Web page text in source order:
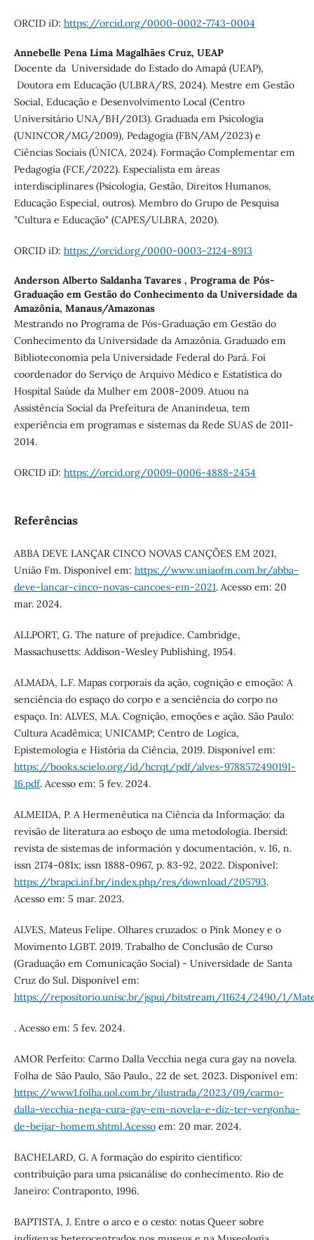
ORCID iD: https://orcid.org/0000-0002-7743-0004
Annebelle Pena Lima Magalhães Cruz, UEAP
Docente da Universidade do Estado do Amapá (UEAP),
Doutora em Educação (ULBRA/RS, 2024). Mestre em Gestão
Social, Educação e Desenvolvimento Local (Centro
Universitário UNA/BH/2013). Graduada em Psicologia
(UNINCOR/MG/2009), Pedagogia (FBN/AM/2023) e
Ciências Sociais (ÚNICA, 2024). Formação Complementar em
Pedagogia (FCE/2022). Especialista em áreas
interdisciplinares (Psicologia, Gestão, Direitos Humanos,
Educação Especial, outros). Membro do Grupo de Pesquisa
"Cultura e Educação" (CAPES/ULBRA, 2020).
ORCID iD: https://orcid.org/0000-0003-2124-8913
Anderson Alberto Saldanha Tavares , Programa de Pós-
Graduação em Gestão do Conhecimento da Universidade da
Amazônia, Manaus/Amazonas
Mestrando no Programa de Pós-Graduação em Gestão do
Conhecimento da Universidade da Amazônia. Graduado em
Biblioteconomia pela Universidade Federal do Pará. Foi
coordenador do Serviço de Arquivo Médico e Estatística do
Hospital Saúde da Mulher em 2008-2009. Atuou na
Assistência Social da Prefeitura de Ananindeua, tem
experiência em programas e sistemas da Rede SUAS de 2011-
2014.
ORCID iD: https://orcid.org/0009-0006-4888-2454
Referências
ABBA DEVE LANÇAR CINCO NOVAS CANÇÕES EM 2021,
União Fm. Disponível em: https://www.uniaofm.com.br/abba-
deve-lancar-cinco-novas-cancoes-em-2021. Acesso em: 20
mar. 2024.
ALLPORT, G. The nature of prejudice. Cambridge,
Massachusetts: Addison-Wesley Publishing, 1954.
ALMADA, L.F. Mapas corporais da ação, cognição e emoção: A
senciência do espaço do corpo e a senciência do corpo no
espaço. In: ALVES, M.A. Cognição, emoções e ação. São Paulo:
Cultura Acadêmica; UNICAMP; Centro de Logica,
Epistemologia e História da Ciência, 2019. Disponível em:
https://books.scielo.org/id/hcrqt/pdf/alves-9788572490191-
16.pdf. Acesso em: 5 fev. 2024.
ALMEIDA, P. A Hermenêutica na Ciência da Informação: da
revisão de literatura ao esboço de uma metodologia. Ibersid:
revista de sistemas de información y documentación, v. 16, n.
issn 2174-081x; issn 1888-0967, p. 83-92, 2022. Disponível:
https://brapci.inf.br/index.php/res/download/205793.
Acesso em: 5 mar. 2023.
ALVES, Mateus Felipe. Olhares cruzados: o Pink Money e o
Movimento LGBT. 2019. Trabalho de Conclusão de Curso
(Graduação em Comunicação Social) - Universidade de Santa
Cruz do Sul. Disponível em:
https://repositorio.unisc.br/jspui/bitstream/11624/2490/1/
. Acesso em: 5 fev. 2024.
AMOR Perfeito: Carmo Dalla Vecchia nega cura gay na novela.
Folha de São Paulo, São Paulo., 22 de set. 2023. Disponível em:
https://www1.folha.uol.com.br/ilustrada/2023/09/carmo-
dalla-vecchia-nega-cura-gay-em-novela-e-diz-ter-vergonha-
de-beijar-homem.shtml.Acessoem: 20 mar. 2024.
BACHELARD, G. A formação do espírito científico:
contribuição para uma psicanálise do conhecimento. Rio de
Janeiro: Contraponto, 1996.
BAPTISTA, J. Entre o arco e o cesto: notas Queer sobre